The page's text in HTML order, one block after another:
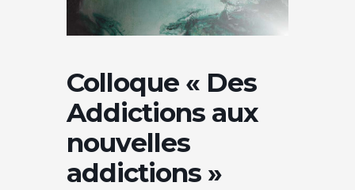
Colloque « Des
Addictions aux
nouvelles
addictions »